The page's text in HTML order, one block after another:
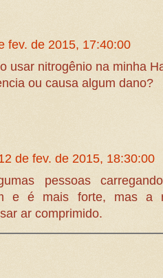
fev. de 2015, 17:40:00
usar nitrogênio na minha
ou causa algum dano?
de fev. de 2015, 18:30:00
pessoas
e é mais forte, mas a
ar comprimido.